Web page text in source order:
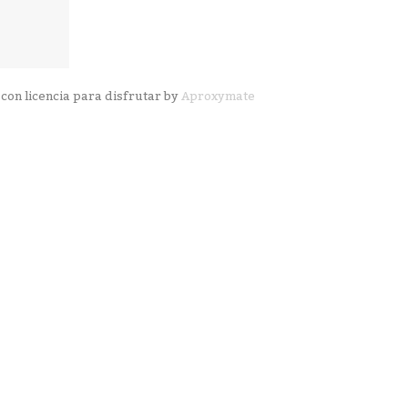
con licencia para disfrutar by Aproxymate